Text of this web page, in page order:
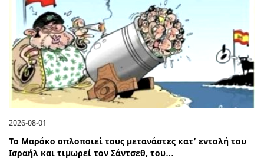
2026-08-01
Το Μαρόκο οπλοποιεί τους μετανάστες κατ’ εντολή του
Ισραήλ και τιμωρεί τον Σάντσεθ, του…